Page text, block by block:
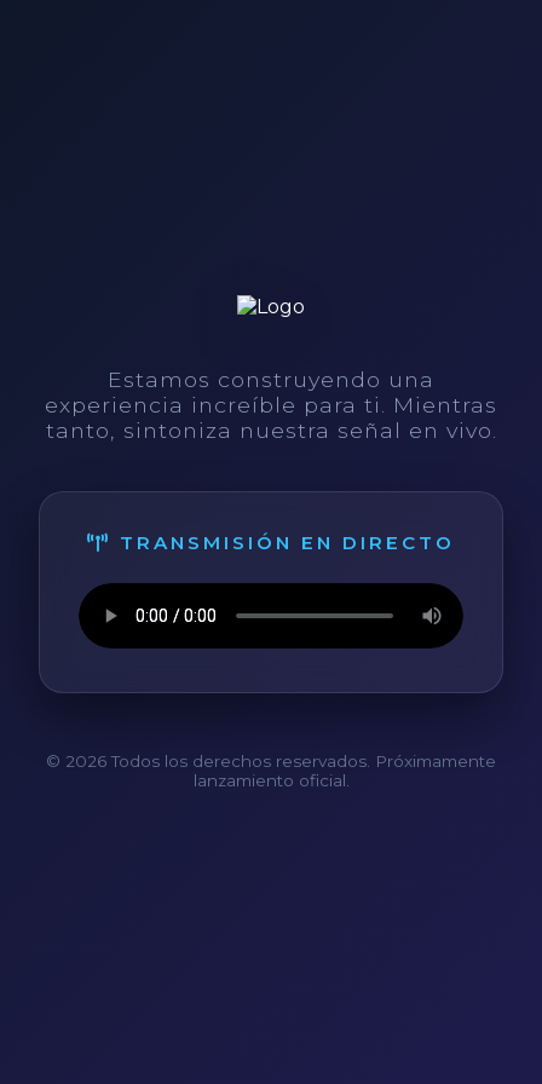
Estamos construyendo una
experiencia increíble para ti. Mientras
tanto, sintoniza nuestra señal en vivo.
TRANSMISIÓN EN DIRECTO
© 2026 Todos los derechos reservados. Próximamente
lanzamiento oficial.